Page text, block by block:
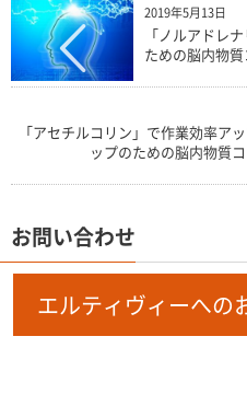
2019年5月13日
「ノルアドレ
ための脳内物
「アセチルコリン」で作業効率ア
ップのための脳内物質
お問い合わせ
エルティヴィーへの